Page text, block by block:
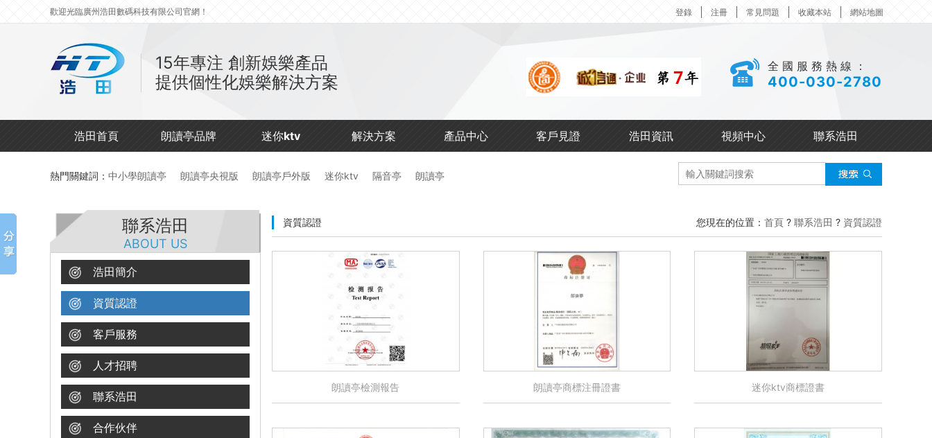
歡迎光臨廣州浩田數碼科技有限公司官網！ 登錄 注冊 常見問題 收藏本站 網站地圖
15年專注 創新娛樂產品
提供個性化娛樂解決方案
全國服務熱線：
400-030-2780
浩田首頁 朗讀亭品牌 迷你ktv 解決方案 產品中心 客戶見證 浩田資訊 視頻中心 聯系浩田
熱門關鍵詞： 中小學朗讀亭 朗讀亭央視版 朗讀亭戶外版 迷你ktv 隔音亭 朗讀亭
聯系浩田
ABOUT US
浩田簡介
資質認證
客戶服務
人才招聘
聯系浩田
合作伙伴
資質認證 您現在的位置： 首頁 ? 聯系浩田 ? 資質認證
朗讀亭檢測報告 朗讀亭商標注冊證書 迷你ktv商標證書